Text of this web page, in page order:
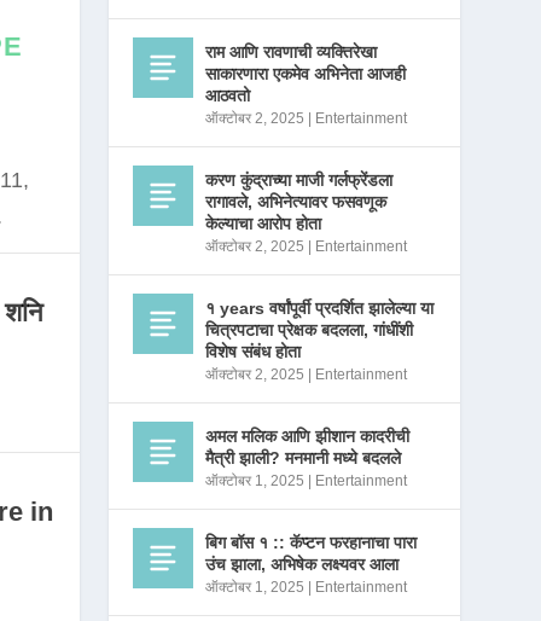
in
राम आणि रावणाची व्यक्तिरेखा
साकारणारा एकमेव अभिनेता आजही
आठवतो
ऑक्टोबर 2, 2025 Entertainment
करण कुंद्राच्या माजी गर्लफ्रेंडला
रागावले, अभिनेत्यावर फसवणूक
केल्याचा आरोप होता
ऑक्टोबर 2, 2025 Entertainment
१ years वर्षांपूर्वी प्रदर्शित झालेल्या या
चित्रपटाचा प्रेक्षक बदलला, गांधींशी
विशेष संबंध होता
ऑक्टोबर 2, 2025 Entertainment
अमल मलिक आणि झीशान कादरीची
मैत्री झाली? मनमानी मध्ये बदलले
ऑक्टोबर 1, 2025 Entertainment
बिग बॉस १ :: कॅप्टन फरहानाचा पारा
उंच झाला, अभिषेक लक्ष्यवर आला
ऑक्टोबर 1, 2025 Entertainment